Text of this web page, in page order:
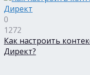
0
1272
Как настроить
Директ?